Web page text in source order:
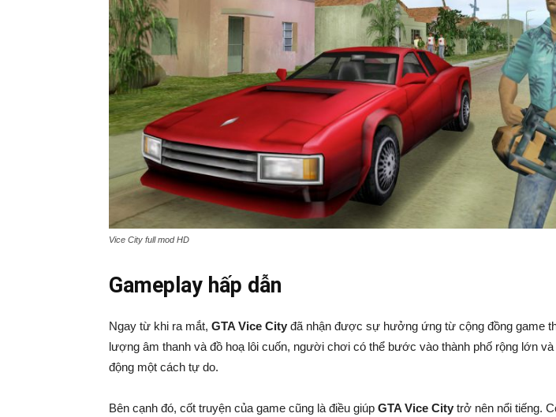
Vice City full mod HD
Gameplay hấp dẫn
Ngay từ khi ra mắt, GTA Vice City đã nhận được sự hưởng ứng từ cộng đồng game
lượng âm thanh và đồ hoạ lôi cuốn, người chơi có thể bước vào thành phố rộng lớn
động một cách tự do.
Bên cạnh đó, cốt truyện của game cũng là điều giúp GTA Vice City trở nên nổi tiếng.